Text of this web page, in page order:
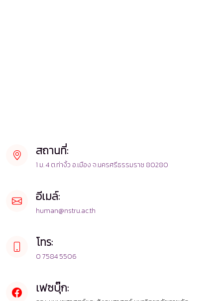
สถานที่:
1 ม. 4 ต.ท่างิ้ว อ.เมือง จ.นครศรีธรรมราช 80280
อีเมล์:
human@nstru.ac.th
โทร:
0 7584 5506
เฟซบุ๊ก: